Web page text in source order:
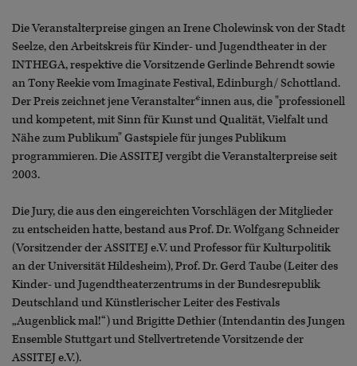
Die Veranstalterpreise gingen an Irene Cholewinsk von der Stadt
Seelze, den Arbeitskreis für Kinder- und Jugendtheater in der
INTHEGA, respektive die Vorsitzende Gerlinde Behrendt sowie
an Tony Reekie vom Imaginate Festival, Edinburgh/ Schottland.
Der Preis zeichnet jene Veranstalter*innen aus, die "professionell
und kompetent, mit Sinn für Kunst und Qualität, Vielfalt und
Nähe zum Publikum" Gastspiele für junges Publikum
programmieren. Die ASSITEJ vergibt die Veranstalterpreise seit
2003.
Die Jury, die aus den eingereichten Vorschlägen der Mitglieder
zu entscheiden hatte, bestand aus Prof. Dr. Wolfgang Schneider
(Vorsitzender der ASSITEJ e.V. und Professor für Kulturpolitik
an der Universität Hildesheim), Prof. Dr. Gerd Taube (Leiter des
Kinder- und Jugendtheaterzentrums in der Bundesrepublik
Deutschland und Künstlerischer Leiter des Festivals
„Augenblick mal!“) und Brigitte Dethier (Intendantin des Jungen
Ensemble Stuttgart und Stellvertretende Vorsitzende der
ASSITEJ e.V.).